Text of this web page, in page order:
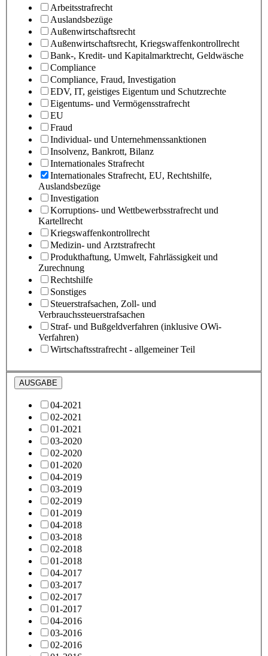
Arbeitsstrafrecht
Auslandsbezüge
Außenwirtschaftsrecht
Außenwirtschaftsrecht, Kriegswaffenkontrollrecht
Bank-, Kredit- und Kapitalmarktrecht, Geldwäsche
Compliance
Compliance, Fraud, Investigation
EDV, IT, geistiges Eigentum und Schutzrechte
Eigentums- und Vermögensstrafrecht
EU
Fraud
Individual- und Unternehmenssanktionen
Insolvenz, Bankrott, Bilanz
Internationales Strafrecht
Internationales Strafrecht, EU, Rechtshilfe,
Auslandsbezüge
Investigation
Korruptions- und Wettbewerbsstrafrecht und
Kartellrecht
Kriegswaffenkontrollrecht
Medizin- und Arztstrafrecht
Produkthaftung, Umwelt, Fahrlässigkeit und
Zurechnung
Rechtshilfe
Sonstiges
Steuerstrafsachen, Zoll- und
Verbrauchssteuerstrafsachen
Straf- und Bußgeldverfahren (inklusive OWi-
Verfahren)
Wirtschaftsstrafrecht - allgemeiner Teil
AUSGABE
04-2021
02-2021
01-2021
03-2020
02-2020
01-2020
04-2019
03-2019
02-2019
01-2019
04-2018
03-2018
02-2018
01-2018
04-2017
03-2017
02-2017
01-2017
04-2016
03-2016
02-2016